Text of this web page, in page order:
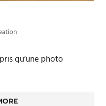
qu’une photo